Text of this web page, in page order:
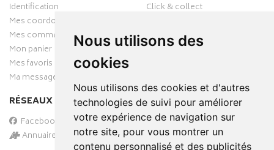
Nous utilisons des
cookies
Nous utilisons des cookies et d'autres
technologies de suivi pour améliorer
votre expérience de navigation sur
notre site, pour vous montrer un
contenu personnalisé et des publicités
Identification
Mes coordonnées
Mes commandes
Mon panier
Mes favoris
Ma messagerie
RÉSEAUX SOCIAUX
Facebook
Annuaire des pharmacies
Click & collect